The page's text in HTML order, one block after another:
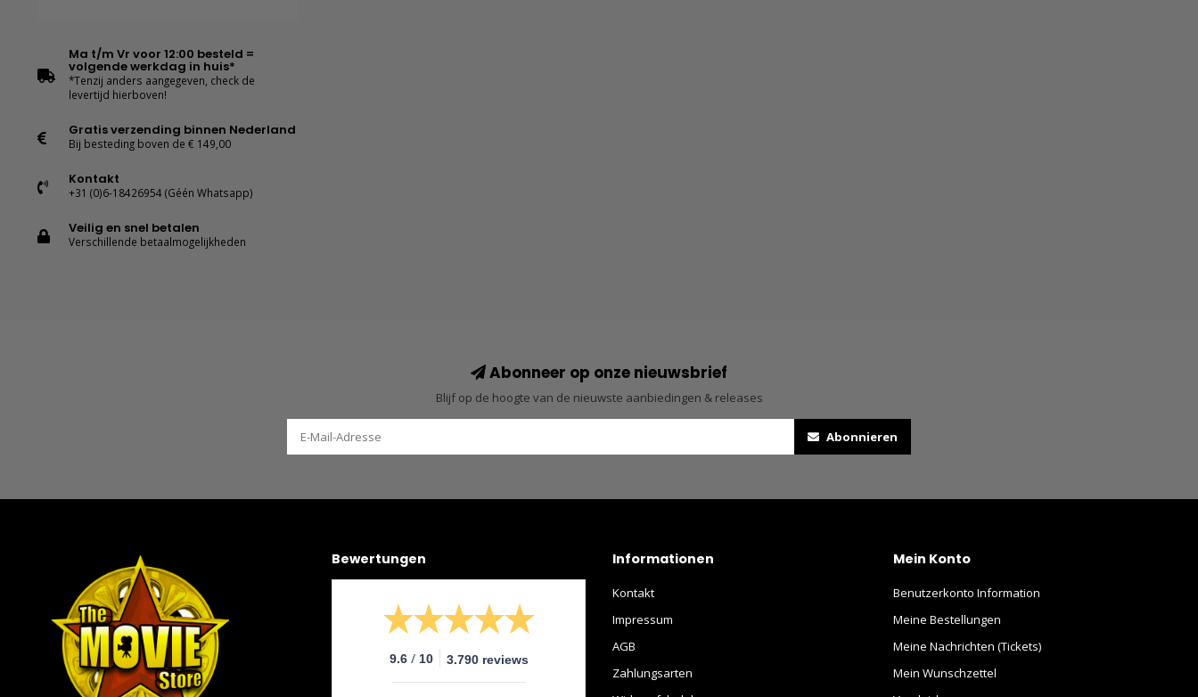
Ma t/m Vr voor 12:00 besteld =
volgende werkdag in huis*
*Tenzij anders aangegeven, check de
levertijd hierboven!
Gratis verzending binnen Nederland
Bij besteding boven de € 149,00
Kontakt
+31 (0)6-18426954 (Géén Whatsapp)
Veilig en snel betalen
Verschillende betaalmogelijkheden
Abonneer op onze nieuwsbrief
Blijf op de hoogte van de nieuwste aanbiedingen & releases
Abonnieren
Bewertungen
9.6 / 10 3.790 reviews
Informationen
Kontakt
Impressum
AGB
Zahlungsarten
Mein Konto
Benutzerkonto Information
Meine Bestellungen
Meine Nachrichten (Tickets)
Mein Wunschzettel